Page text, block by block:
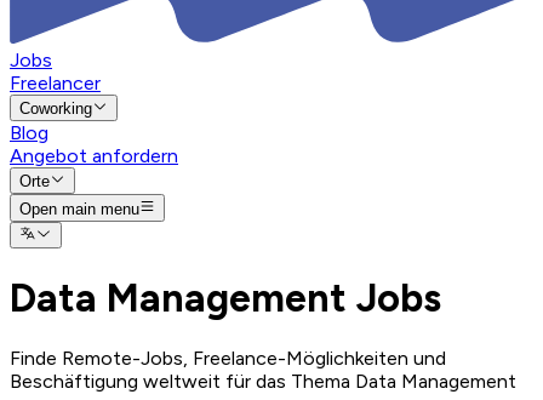
Jobs
Freelancer
Coworking
Blog
Angebot anfordern
Orte
Open main menu
Data Management Jobs
Finde Remote-Jobs, Freelance-Möglichkeiten und
Beschäftigung weltweit für das Thema Data Management